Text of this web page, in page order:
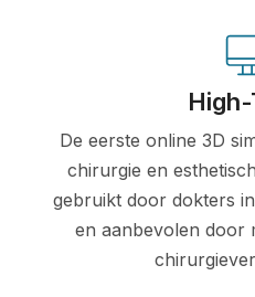
De eerste online 3D
chirurgie en
gebruikt door dokters
en aanbevolen door